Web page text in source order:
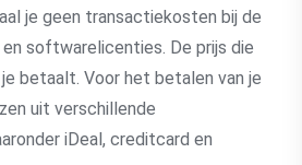
je geen transactiekosten bij de
en softwarelicenties. De prijs die
betaalt. Voor het betalen van je
uit verschillende
iDeal, creditcard en